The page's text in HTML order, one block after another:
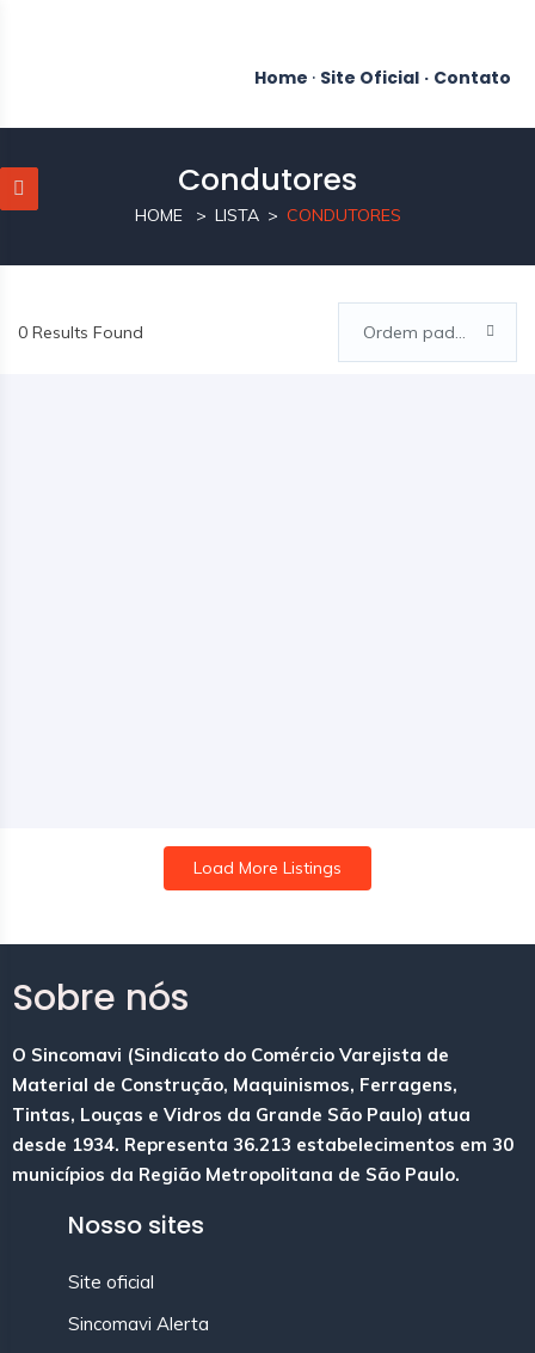
Home · Site Oficial · Contato
Condutores
HOME LISTA CONDUTORES
0 Results Found Ordem padrão
Load More Listings
Sobre nós
O Sincomavi (Sindicato do Comércio Varejista de
Material de Construção, Maquinismos, Ferragens,
Tintas, Louças e Vidros da Grande São Paulo) atua
desde 1934. Representa 36.213 estabelecimentos em 30
municípios da Região Metropolitana de São Paulo.
Nosso sites
Site oficial
Sincomavi Alerta